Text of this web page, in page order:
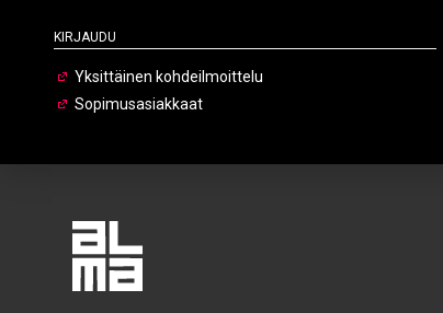
Kirjaudu
Yksittäinen kohdeilmoittelu
Sopimusasiakkaat